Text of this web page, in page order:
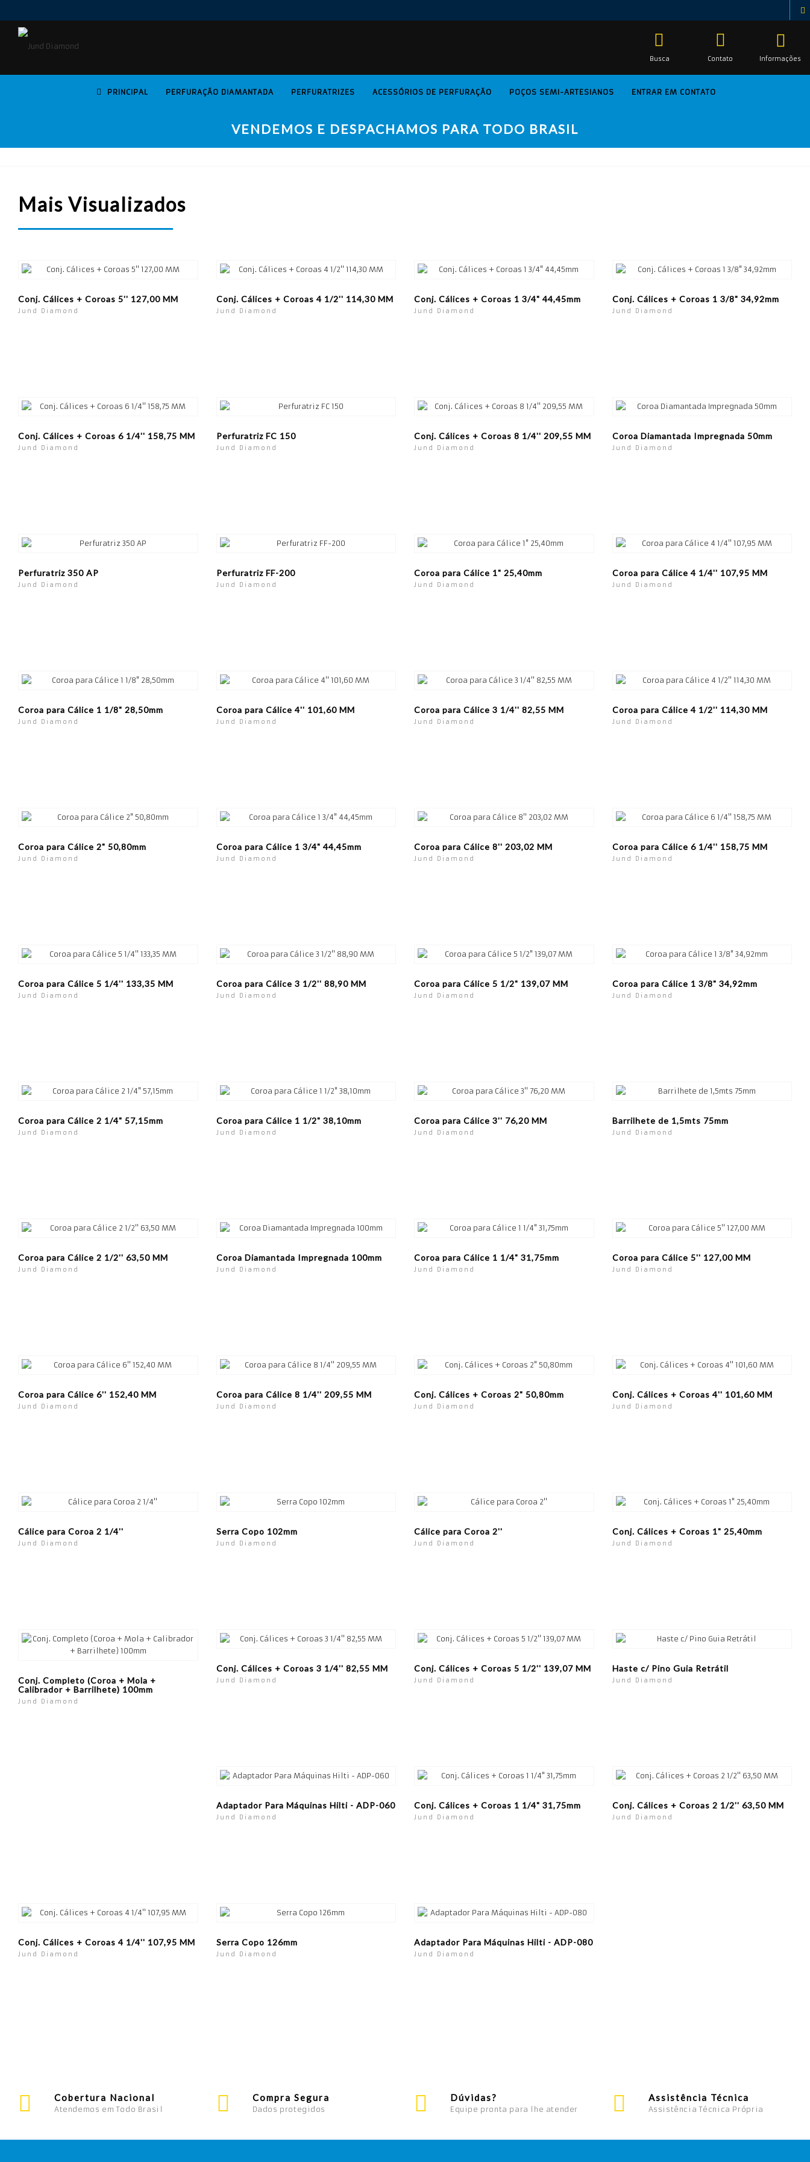
Informações
Contato
Busca
PRINCIPAL PERFURAÇÃO DIAMANTADA PERFURATRIZES ACESSÓRIOS DE PERFURAÇÃO POÇOS SEMI-ARTESIANOS ENTRAR EM CONTATO
VENDEMOS E DESPACHAMOS PARA TODO BRASIL
Mais Visualizados
Conj. Cálices + Coroas 5'' 127,00 MM
Jund Diamond
Conj. Cálices + Coroas 4 1/2'' 114,30 MM
Jund Diamond
Conj. Cálices + Coroas 1 3/4" 44,45mm
Jund Diamond
Conj. Cálices + Coroas 1 3/8" 34,92mm
Jund Diamond
Conj. Cálices + Coroas 6 1/4'' 158,75 MM
Jund Diamond
Perfuratriz FC 150
Jund Diamond
Conj. Cálices + Coroas 8 1/4'' 209,55 MM
Jund Diamond
Coroa Diamantada Impregnada 50mm
Jund Diamond
Perfuratriz 350 AP
Jund Diamond
Perfuratriz FF-200
Jund Diamond
Coroa para Cálice 1" 25,40mm
Jund Diamond
Coroa para Cálice 4 1/4'' 107,95 MM
Jund Diamond
Coroa para Cálice 1 1/8" 28,50mm
Jund Diamond
Coroa para Cálice 4'' 101,60 MM
Jund Diamond
Coroa para Cálice 3 1/4'' 82,55 MM
Jund Diamond
Coroa para Cálice 4 1/2'' 114,30 MM
Jund Diamond
Coroa para Cálice 2" 50,80mm
Jund Diamond
Coroa para Cálice 1 3/4" 44,45mm
Jund Diamond
Coroa para Cálice 8'' 203,02 MM
Jund Diamond
Coroa para Cálice 6 1/4'' 158,75 MM
Jund Diamond
Coroa para Cálice 5 1/4'' 133,35 MM
Jund Diamond
Coroa para Cálice 3 1/2'' 88,90 MM
Jund Diamond
Coroa para Cálice 5 1/2" 139,07 MM
Jund Diamond
Coroa para Cálice 1 3/8" 34,92mm
Jund Diamond
Coroa para Cálice 2 1/4" 57,15mm
Jund Diamond
Coroa para Cálice 1 1/2" 38,10mm
Jund Diamond
Coroa para Cálice 3'' 76,20 MM
Jund Diamond
Barrilhete de 1,5mts 75mm
Jund Diamond
Coroa para Cálice 2 1/2'' 63,50 MM
Jund Diamond
Coroa Diamantada Impregnada 100mm
Jund Diamond
Coroa para Cálice 1 1/4" 31,75mm
Jund Diamond
Coroa para Cálice 5'' 127,00 MM
Jund Diamond
Coroa para Cálice 6'' 152,40 MM
Jund Diamond
Coroa para Cálice 8 1/4'' 209,55 MM
Jund Diamond
Conj. Cálices + Coroas 2" 50,80mm
Jund Diamond
Conj. Cálices + Coroas 4'' 101,60 MM
Jund Diamond
Cálice para Coroa 2 1/4''
Jund Diamond
Serra Copo 102mm
Jund Diamond
Cálice para Coroa 2''
Jund Diamond
Conj. Cálices + Coroas 1" 25,40mm
Jund Diamond
Conj. Completo (Coroa + Mola +
Calibrador + Barrilhete) 100mm
Jund Diamond
Conj. Cálices + Coroas 3 1/4'' 82,55 MM
Jund Diamond
Conj. Cálices + Coroas 5 1/2'' 139,07 MM
Jund Diamond
Haste c/ Pino Guia Retrátil
Jund Diamond
Adaptador Para Máquinas Hilti - ADP-060
Jund Diamond
Conj. Cálices + Coroas 1 1/4" 31,75mm
Jund Diamond
Conj. Cálices + Coroas 2 1/2'' 63,50 MM
Jund Diamond
Conj. Cálices + Coroas 4 1/4'' 107,95 MM
Jund Diamond
Serra Copo 126mm
Jund Diamond
Adaptador Para Máquinas Hilti - ADP-080
Jund Diamond
Cobertura Nacional
Atendemos em Todo Brasil
Compra Segura
Dados protegidos
Dúvidas?
Equipe pronta para lhe atender
Assistência Técnica
Assistência Técnica Própria